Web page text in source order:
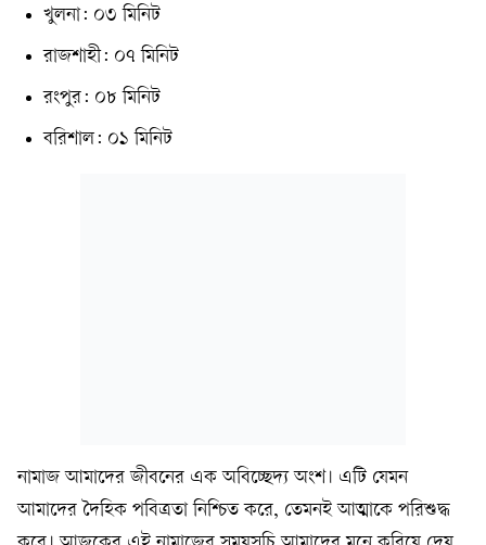
খুলনা: ০৩ মিনিট
রাজশাহী: ০৭ মিনিট
রংপুর: ০৮ মিনিট
বরিশাল: ০১ মিনিট
নামাজ আমাদের জীবনের এক অবিচ্ছেদ্য অংশ। এটি যেমন
আমাদের দৈহিক পবিত্রতা নিশ্চিত করে, তেমনই আত্মাকে পরিশুদ্ধ